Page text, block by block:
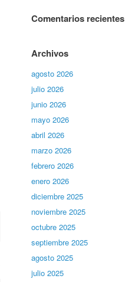
Comentarios recientes
Archivos
agosto 2026
julio 2026
junio 2026
mayo 2026
abril 2026
marzo 2026
febrero 2026
enero 2026
diciembre 2025
noviembre 2025
octubre 2025
septiembre 2025
agosto 2025
julio 2025